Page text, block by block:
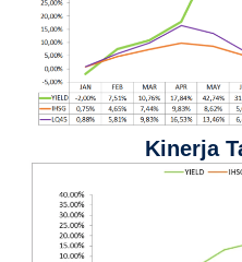
Kinerja